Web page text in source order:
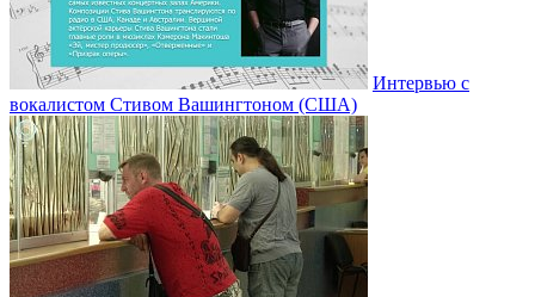
Интервью с
вокалистом Стивом Вашингтоном (США)